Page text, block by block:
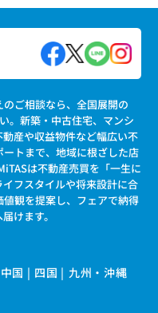
ご相談なら、全国展開の
。新築・中古住宅、マンシ
産や収益物件など幅広い不
トまで、地域に根ざした店
は不動産売買を「一生に
フスタイルや将来設計に合
観を提案し、フェアで納得
けます。
中国 四国 九州・沖縄